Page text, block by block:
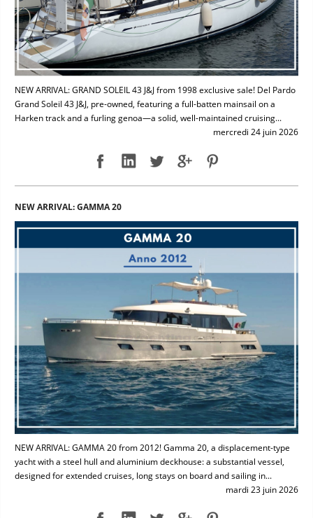
NEW ARRIVAL: GRAND SOLEIL 43 J&J from 1998 exclusive sale! Del Pardo
Grand Soleil 43 J&J, pre-owned, featuring a full-batten mainsail on a
Harken track and a furling genoa—a solid, well-maintained cruising...
mercredi 24 juin 2026
NEW ARRIVAL: GAMMA 20
NEW ARRIVAL: GAMMA 20 from 2012! Gamma 20, a displacement-type
yacht with a steel hull and aluminium deckhouse: a substantial vessel,
designed for extended cruises, long stays on board and sailing in...
mardi 23 juin 2026